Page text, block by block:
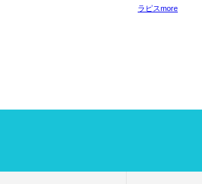
ラピスmore